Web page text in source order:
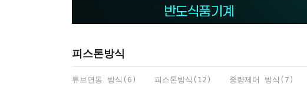
피스톤방식
튜브연동 방식(6) 피스톤방식(12) 중량제어 방식(7)